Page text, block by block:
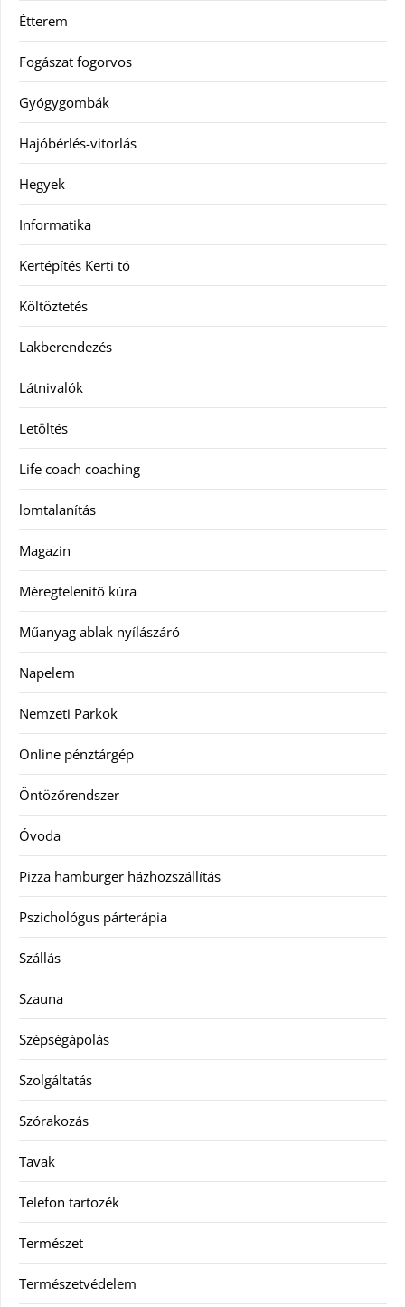
Étterem
Fogászat fogorvos
Gyógygombák
Hajóbérlés-vitorlás
Hegyek
Informatika
Kertépítés Kerti tó
Költöztetés
Lakberendezés
Látnivalók
Letöltés
Life coach coaching
lomtalanítás
Magazin
Méregtelenítő kúra
Műanyag ablak nyílászáró
Napelem
Nemzeti Parkok
Online pénztárgép
Öntözőrendszer
Óvoda
Pizza hamburger házhozszállítás
Pszichológus párterápia
Szállás
Szauna
Szépségápolás
Szolgáltatás
Szórakozás
Tavak
Telefon tartozék
Természet
Természetvédelem